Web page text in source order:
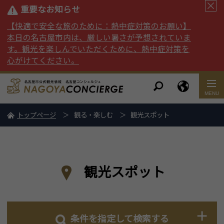
重要なお知らせ
【快適で安全な旅のために：熱中症対策のお願い】
本日の名古屋市内は、厳しい暑さが予想されていま
す。観光を楽しんでいただくために、熱中症対策を
心がけてください。
トップページ 観る・楽しむ 観光スポット
観光スポット
条件を指定して検索する